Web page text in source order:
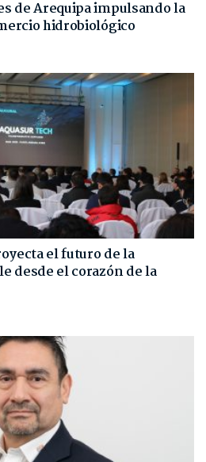
de Arequipa impulsando la
hidrobiológico
el futuro de la
desde el corazón de la